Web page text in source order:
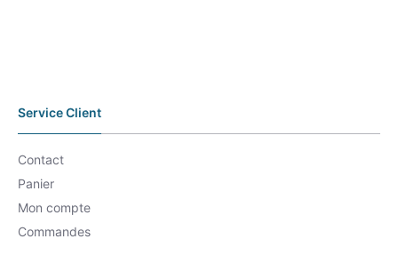
Service Client
Contact
Panier
Mon compte
Commandes